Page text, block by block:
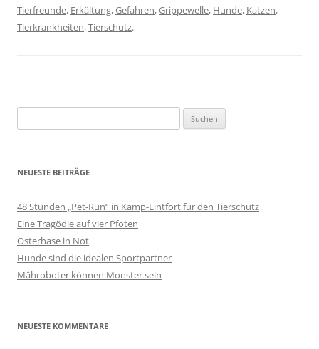
Tierfreunde, Erkältung,Gefahren,Grippewelle, Hunde, Katzen,
Tierkrankheiten,Tierschutz.
nach:
NEUESTE BEITRÄGE
48 Stunden „Pet-Run“ in Kamp-Lintfort für den Tierschutz
Eine Tragödie auf vier Pfoten
Osterhase in Not
Hunde sind die idealen Sportpartner
Mähroboter können Monster sein
NEUESTE KOMMENTARE